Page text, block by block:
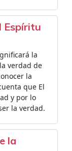
Espíritu
la
verdad de
la
que El
y por lo
la verdad.
la